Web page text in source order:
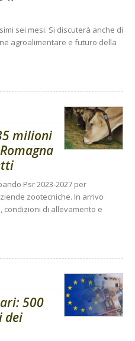
sei mesi. Si discuterà anche di
agroalimentare e futuro della
milioni
Psr 2023-2027 per
zootecniche. In arrivo
condizioni di allevamento e
500
dei